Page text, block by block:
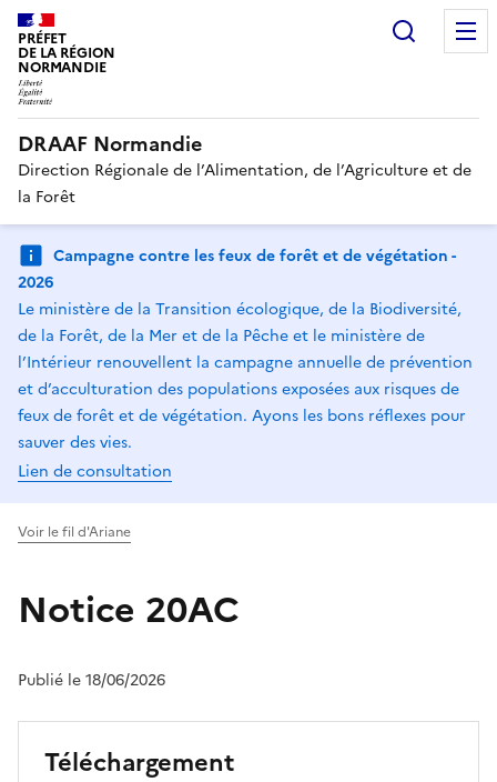
PRÉFET
DE LA RÉGION
NORMANDIE
DRAAF Normandie
Direction Régionale de l’Alimentation, de l’Agriculture et de
la Forêt
Campagne contre les feux de forêt et de végétation -
2026
Le ministère de la Transition écologique, de la Biodiversité,
de la Forêt, de la Mer et de la Pêche et le ministère de
l’Intérieur renouvellent la campagne annuelle de prévention
et d’acculturation des populations exposées aux risques de
feux de forêt et de végétation. Ayons les bons réflexes pour
sauver des vies.
Lien de consultation
Voir le fil d'Ariane
Notice 20AC
Publié le 18/06/2026
Téléchargement